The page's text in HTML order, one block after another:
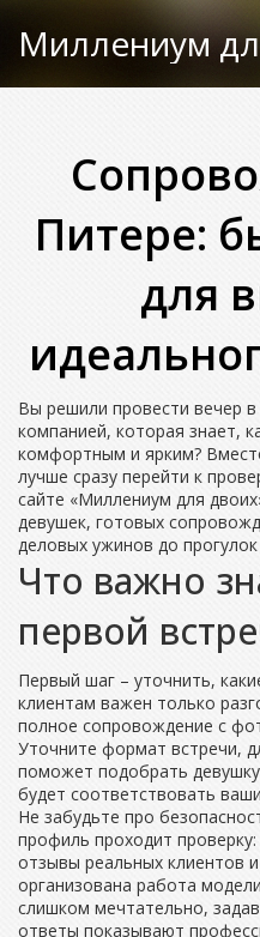
Питере:
для
Вы решили провести вечер
компанией, которая знает,
комфортным и ярким?
лучше сразу перейти к
сайте «Миллениум для
девушек, готовых
деловых ужинов до
Что важно
первой
Первый шаг – уточнить,
клиентам важен только
полное сопровождение с
Уточните формат встречи,
поможет подобрать
будет соответствовать
Не забудьте про
профиль проходит
отзывы реальных клиентов
организована работа
слишком мечтательно,
ответы показывают